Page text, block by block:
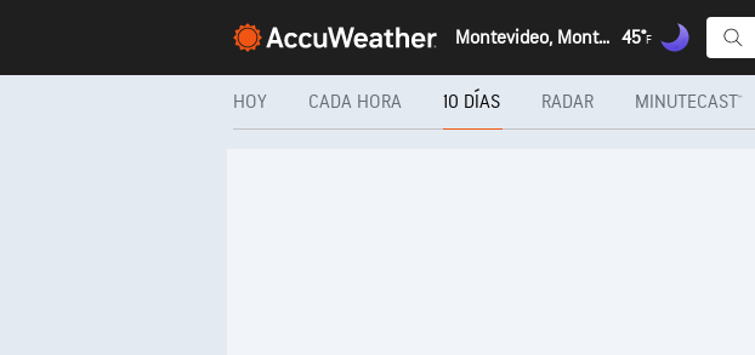
Montevideo, Montevideo 45°F
HOY CADA HORA 10 DÍAS RADAR MINUTECAST®